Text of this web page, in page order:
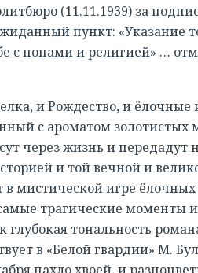
(11.11.1939) за
пункт: «Указание
с попами и религией» …
и Рождество, и
с ароматом золотистых
через жизнь и
и той вечной и
в мистической игре
трагические моменты
тональность
в «Белой гвардии» М.
пахло хвоей, и